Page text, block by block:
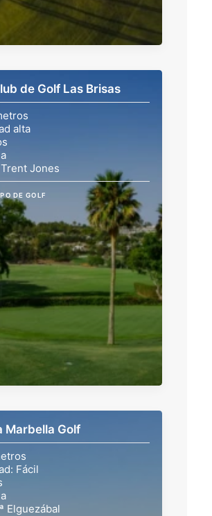
de Golf Las Brisas
alta
Jones
DE GOLF
Marbella Golf
Fácil
Elguezábal